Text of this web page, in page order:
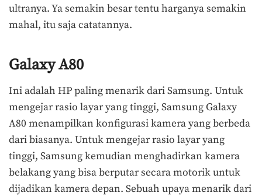
ultranya. Ya semakin besar tentu harganya semakin
mahal, itu saja catatannya.
Galaxy A80
Ini adalah HP paling menarik dari Samsung. Untuk
mengejar rasio layar yang tinggi, Samsung Galaxy
A80 menampilkan konfigurasi kamera yang berbeda
dari biasanya. Untuk mengejar rasio layar yang
tinggi, Samsung kemudian menghadirkan kamera
belakang yang bisa berputar secara motorik untuk
dijadikan kamera depan. Sebuah upaya menarik dari